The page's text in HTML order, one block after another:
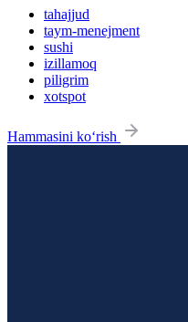
tahajjud
taym-menejment
sushi
izillamoq
piligrim
xotspot
Hammasini ko‘rish